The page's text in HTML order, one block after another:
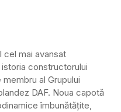
cel mai avansat
constructorului
al Grupului
DAF. Noua capotă
îmbunătățite,